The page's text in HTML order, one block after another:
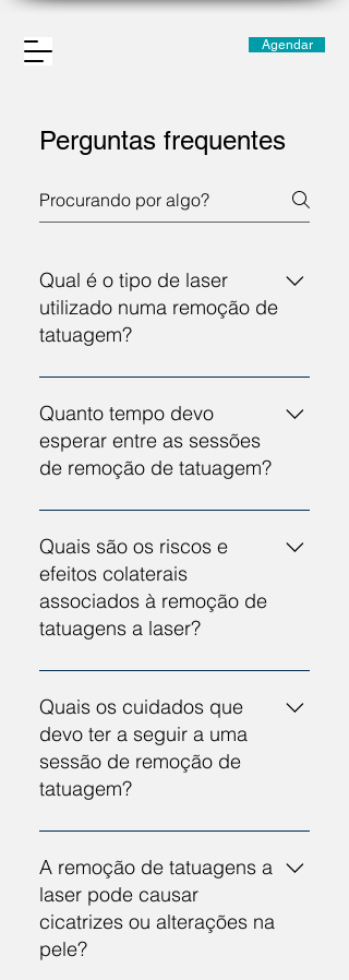
Agendar
Perguntas frequentes
Qual é o tipo de laser
utilizado numa remoção de
tatuagem?
Utilizamos lasers Nd:YAG Q-
switched, que emite pulsos de
alta energia, fragmentando a tinta
da tatuagem. É seguro e eficiente.
Quanto tempo devo
esperar entre as sessões
de remoção de tatuagem?
Recomendamos que haja um
intervalo de 45 dias entre cada
sessão de remoção de tatuagem,
para que haja uma recuperação
completa da pele.
Quais são os riscos e
efeitos colaterais
associados à remoção de
tatuagens a laser?
Logo após a realização de uma
sessão de remoção de tatuagem
pode ter inchaço, vermelhidão e
bolhas na área onde foi feito o
tratamento. Estes sintomas são
marcas na pele se seguir as
indicações da especialista.
Quais os cuidados que
devo ter a seguir a uma
sessão de remoção de
tatuagem?
Após cada sessão, mantenha a
área de tratamento limpa,
hidratada e evite a exposição
solar direta.
A remoção de tatuagens a
laser pode causar
cicatrizes ou alterações na
pele?